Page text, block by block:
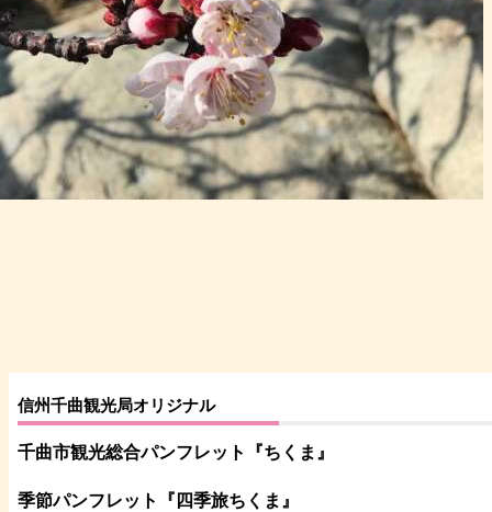
信州千曲観光局オリジナル
千曲市観光総合パンフレット 『ちくま 』
季節パンフレット『四季旅ちくま』